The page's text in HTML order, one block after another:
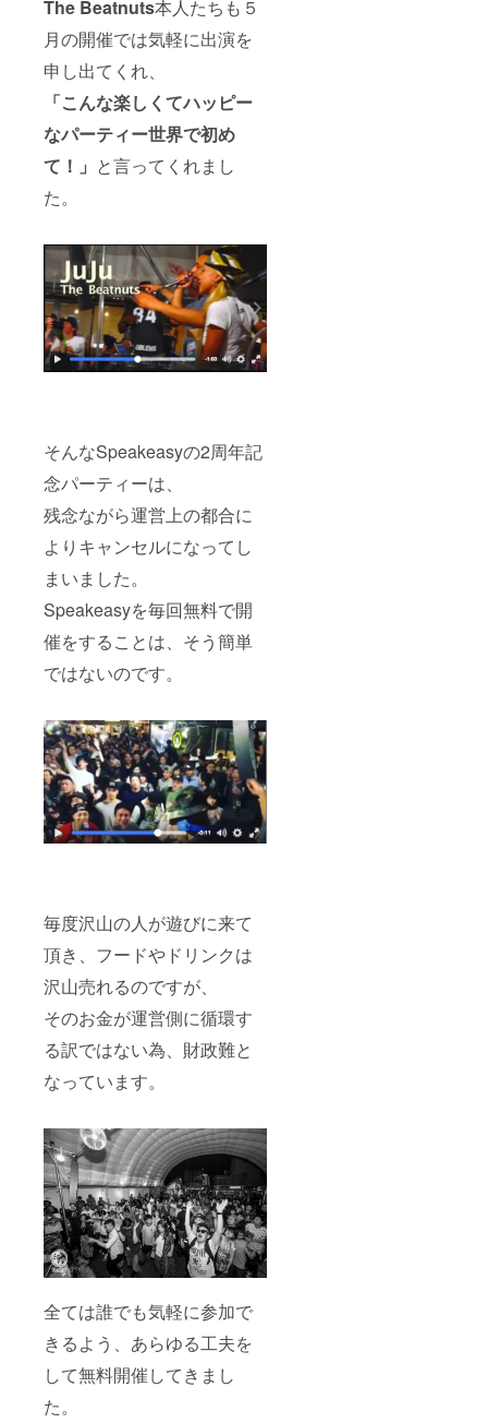
The Beatnuts本人たちも５
月の開催では気軽に出演を
申し出てくれ、
「こんな楽しくてハッピー
なパーティー世界で初め
て！」 と言ってくれまし
た。
そんなSpeakeasyの2周年記
念パーティーは、
残念ながら運営上の都合に
よりキャンセルになってし
まいました。
Speakeasyを毎回無料で開
催をすることは、そう簡単
ではないのです。
毎度沢山の人が遊びに来て
頂き、フードやドリンクは
沢山売れるのですが、
そのお金が運営側に循環す
る訳ではない為、財政難と
なっています。
全ては誰でも気軽に参加で
きるよう、あらゆる工夫を
して無料開催してきまし
た。